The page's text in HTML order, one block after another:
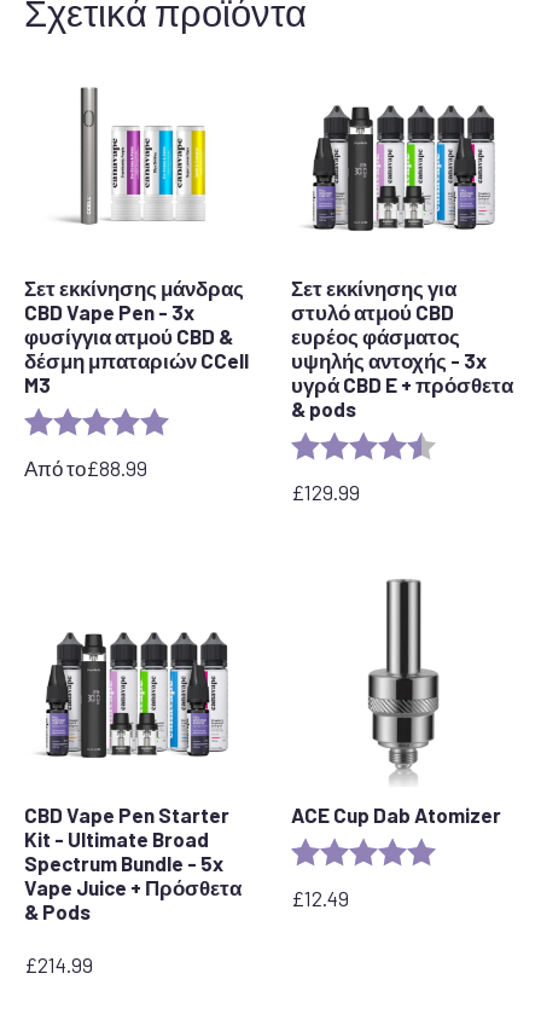
Σχετικά προϊόντα
Σετ εκκίνησης μάνδρας
CBD Vape Pen - 3x
φυσίγγια ατμού CBD &
δέσμη μπαταριών CCell
M3
Rating: 5.0 out of 5 stars
Από το£88.99
Σετ εκκίνησης για
στυλό ατμού CBD
ευρέος φάσματος
υψηλής αντοχής - 3x
υγρά CBD E + πρόσθετα
& pods
Rating: 4.5 out of 5
£129.99
CBD Vape Pen Starter
Kit - Ultimate Broad
Spectrum Bundle - 5x
Vape Juice + Πρόσθετα
& Pods
£214.99
ACE Cup Dab Atomizer
Rating: 5.0 out of 5
£12.49